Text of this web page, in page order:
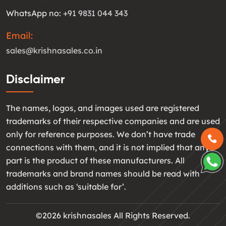
WhatsApp no: +91 9831 044 343
Email:
sales@krishnasales.co.in
Disclaimer
The names, logos, and images used are registered
trademarks of their respective companies and are used
only for reference purposes. We don’t have trade
connections with them, and it is not implied that any
part is the product of these manufacturers. All
trademarks and brand names should be read with
additions such as ‘suitable for’.
©2026 krishnasales All Rights Reserved.